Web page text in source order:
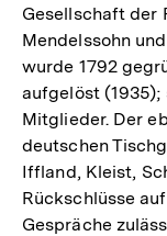
Gesellschaft der
Mendelssohn
wurde 1792
aufgelöst (1935);
Mitglieder. Der
deutschen
Iffland, Kleist,
Rückschlüsse
Gespräche